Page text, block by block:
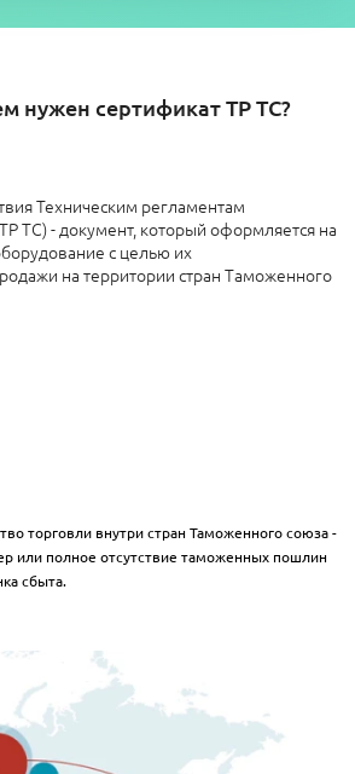
нужен сертификат ТР ТС?
Техническим регламентам
ТС) - документ, который оформляется на
с целью их
на территории стран Таможенного
торговли внутри стран Таможенного союза -
или полное отсутствие таможенных пошлин
сбыта.